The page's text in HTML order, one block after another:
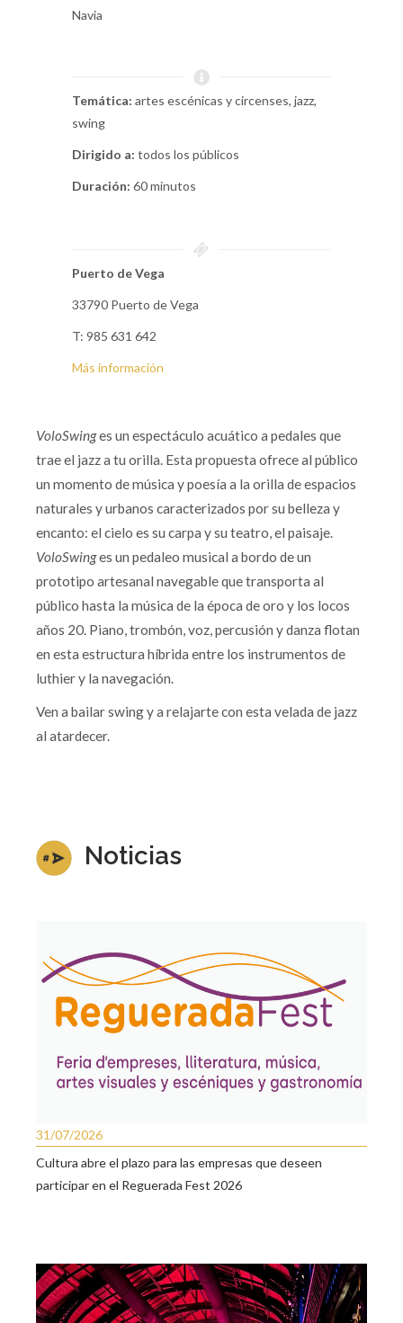
Navia
Temática: artes escénicas y circenses, jazz,
swing
Dirigido a: todos los públicos
Duración: 60 minutos
Puerto de Vega
33790 Puerto de Vega
T: 985 631 642
Más información
VoloSwinges un espectáculo acuático a pedales que
trae el jazz a tu orilla. Esta propuesta ofrece al público
un momento de música y poesía a la orilla de espacios
naturales y urbanos caracterizados por su belleza y
encanto: el cielo es su carpa y su teatro, el paisaje.
VoloSwinges un pedaleo musical a bordo de un
prototipo artesanal navegable que transporta al
público hasta la música de la época de oro y los locos
años 20. Piano, trombón, voz, percusión y danza flotan
en esta estructura híbrida entre los instrumentos de
luthier y la navegación.
Ven a bailar swing y a relajarte con esta velada de jazz
al atardecer.
Noticias
31/07/2026
Cultura abre el plazo para las empresas que deseen
participar en el Reguerada Fest 2026